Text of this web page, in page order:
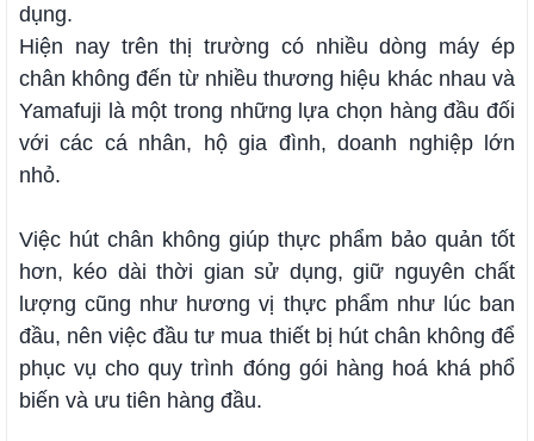
dụng.
Hiện nay trên thị trường có nhiều dòng máy ép
chân không đến từ nhiều thương hiệu khác nhau và
Yamafuji là một trong những lựa chọn hàng đầu đối
với các cá nhân, hộ gia đình, doanh nghiệp lớn
nhỏ.
Việc hút chân không giúp thực phẩm bảo quản tốt
hơn, kéo dài thời gian sử dụng, giữ nguyên chất
lượng cũng như hương vị thực phẩm như lúc ban
đầu, nên việc đầu tư mua thiết bị hút chân không để
phục vụ cho quy trình đóng gói hàng hoá khá phổ
biến và ưu tiên hàng đầu.